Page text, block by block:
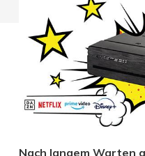
Nach langem Warten